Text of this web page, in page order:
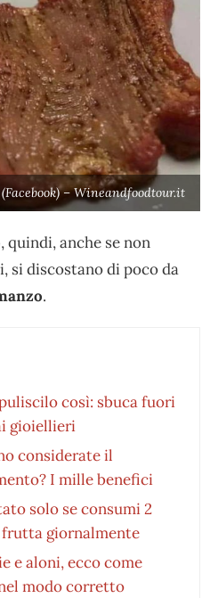
– Wineandfoodtour.it
, quindi, anche se non
si discostano di poco da
.
così: sbuca fuori
gioiellieri
considerate il
I mille benefici
solo se consumi 2
giornalmente
e aloni, ecco come
modo corretto